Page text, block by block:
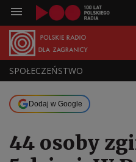
SPOŁECZEŃSTWO
Dodaj w Google
44 osoby